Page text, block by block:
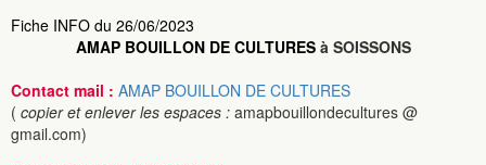
Fiche INFO du 26/06/2023
AMAP BOUILLON DE CULTURESà SOISSONS
Contact mail : AMAP BOUILLON DE CULTURES
( copier et enlever les espaces : amapbouillondecultures @
gmail.com)